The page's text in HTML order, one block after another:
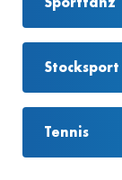
Stocksport
Tennis